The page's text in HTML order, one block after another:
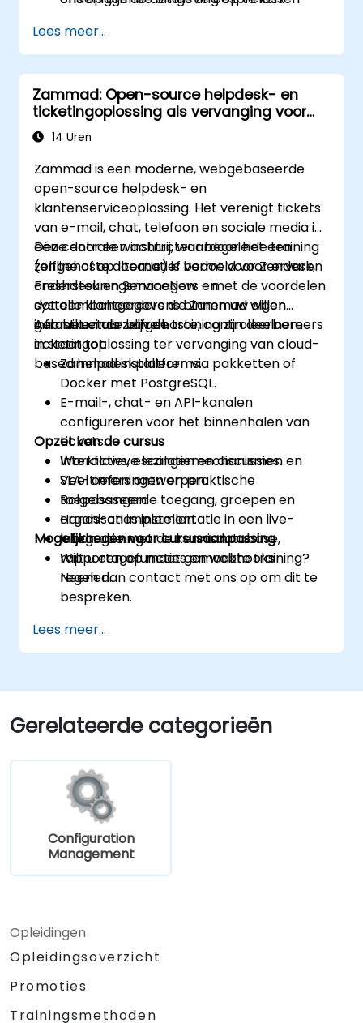
Lees meer...
Zammad: Open-source helpdesk- en
ticketingoplossing als vervanging voor
Zendesk en Freshdesk
14 Uren
Zammad is een moderne, webgebaseerde
open-source helpdesk- en
klantenserviceoplossing. Het verenigt tickets
van e-mail, chat, telefoon en sociale media in
één centrale wachtrij, waardoor het een
zelfgehoste alternatief vormt voor Zendesk,
Freshdesk en ServiceNow – met de voordelen
dat alle klantgegevens binnen uw eigen
infrastructuur blijven.
Deze door een instructeur begeleide training
(online of op locatie) is bedoeld voor ervaren
ondersteuningsmanagers en
systeembeheerders die Zammad willen
gebruiken als zelfgehoste, controleerbare
ticketingoplossing ter vervanging van cloud-
based helpdeskplatforms.
Aan het einde van de training zijn deelnemers
in staat tot:
Zammad installeren via pakketten of
Docker met PostgreSQL.
E-mail-, chat- en API-kanalen
configureren voor het binnenhalen van
tickets.
Workflows, escalatiemechanismen en
SLA-timers ontwerpen.
Rolgebaseerde toegang, groepen en
organisaties instellen.
Integratie met de kennisdatabase,
rapportagefuncties en webhooks
regelen.
Opzet van de cursus
Interactieve lezingen en discussies.
Veel oefeningen en praktische
toepassingen.
Hands-on implementatie in een live-
labomgeving.
Mogelijkheden voor cursusaanpassing
Wilt u een op maat gemaakte training?
Neem dan contact met ons op om dit te
bespreken.
Lees meer...
Gerelateerde categorieën
Configuration
Management
Opleidingen
Opleidingsoverzicht
Promoties
Trainingsmethoden